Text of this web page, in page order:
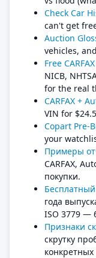
Check Car
can't get
Auction
vehicles,
Free
NICB,
for the real
CARFAX +
VIN for
Copart Pre-
your
Примеры
CARFAX,
покупки.
года
ISO 3779 —
Признаки
скрутку